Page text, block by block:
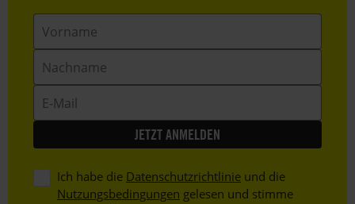
Mail
Ich habe die Datenschutzrichtlinie und die
Nutzungsbedingungen gelesen und stimme